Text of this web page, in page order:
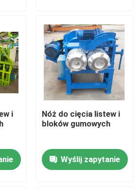
i
Nóż do cięcia listew i
bloków gumowych
Wyślij zapytanie